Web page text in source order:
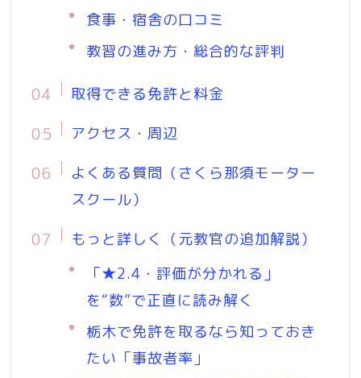
食事・宿舎の口コミ
教習の進み方・総合的な評判
取得できる免許と料金
アクセス・周辺
よくある質問（さくら那須モーター
スクール）
もっと詳しく（元教官の追加解説）
「★2.4・評価が分かれる」
を“数”で正直に読み解く
栃木で免許を取るなら知っておき
たい「事故者率」